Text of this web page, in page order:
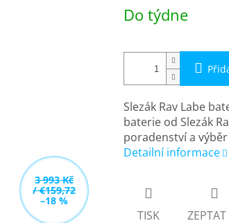
3 993 Kč
/ €159,72
–18 %
cena:
Do týdne
Slezák Rav Labe
baterie od Slezák
poradenství a
Detailní informace
TISK ZEPTAT